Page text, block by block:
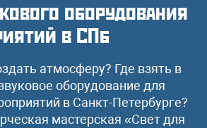
оборудования
в СПб
атмосферу? Где взять в
оборудование для
в Санкт-Петербурге?
мастерская «Свет для